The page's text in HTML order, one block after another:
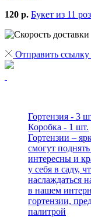
120 р. Букет из 11
Отправить
Гортензия - 3
Коробка - 1 шт.
Гортензии –
смогут
интересны и
у себя в саду,
наслаждаться
в нашем
гортензии,
палитрой